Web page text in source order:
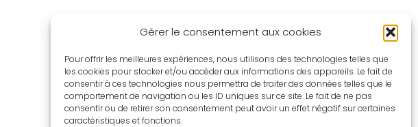
Gérer le consentement aux cookies
Pour offrir les meilleures expériences, nous utilisons des technologies telles que
les cookies pour stocker et/ou accéder aux informations des appareils. Le fait de
consentir à ces technologies nous permettra de traiter des données telles que le
comportement de navigation ou les ID uniques sur ce site. Le fait de ne pas
consentir ou de retirer son consentement peut avoir un effet négatif sur certaines
caractéristiques et fonctions.